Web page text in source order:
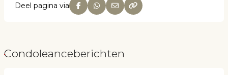
Deel pagina via
Condoleanceberichten